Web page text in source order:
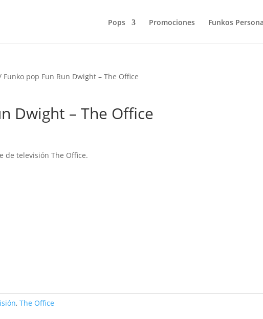
Pops Promociones Funkos
Funko pop Fun Run Dwight – The Office
Dwight – The Office
de televisión The Office.
,The Office